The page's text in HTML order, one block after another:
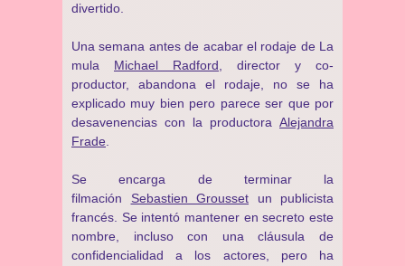
divertido.
Una semana antes de acabar el rodaje de La
mula Michael Radford , director y co-
productor, abandona el rodaje, no se ha
explicado muy bien pero parece ser que por
desavenencias con la productora Alejandra
Frade
Se encarga de terminar la
filmación Sebastien Grousset un publicista
francés. Se intentó mantener en secreto este
nombre, incluso con una cláusula de
confidencialidad a los actores, pero ha